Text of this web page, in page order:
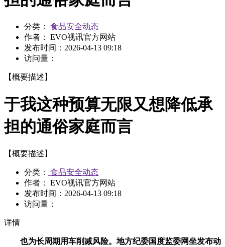
分类：
食品安全动态
作者： EVO视讯官方网站
发布时间： 2026-04-13 09:18
访问量：
【概要描述】
于我这种预算无限又想降低承
担的通俗家庭而言
【概要描述】
分类：
食品安全动态
作者： EVO视讯官方网站
发布时间： 2026-04-13 09:18
访问量：
详情
也为长周期用车削减风险。地方纪委国度监委网坐发布动